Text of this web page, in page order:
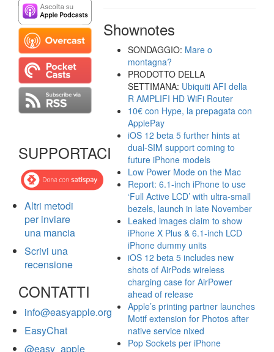
SUPPORTACI
Altri metodi
per inviare
una mancia
Scrivi una
recensione
CONTATTI
info@easyapple.org
EasyChat
@easy_apple
Shownotes
SONDAGGIO: Mare o
montagna?
PRODOTTO DELLA
SETTIMANA: Ubiquiti AFI della
R AMPLIFI HD WiFi Router
10€ con Hype, la prepagata con
ApplePay
iOS 12 beta 5 further hints at
dual-SIM support coming to
future iPhone models
Low Power Mode on the Mac
Report: 6.1-inch iPhone to use
‘Full Active LCD’ with ultra-small
bezels, launch in late November
Leaked images claim to show
iPhone X Plus & 6.1-inch LCD
iPhone dummy units
iOS 12 beta 5 includes new
shots of AirPods wireless
charging case for AirPower
ahead of release
Apple’s printing partner launches
Motif extension for Photos after
native service nixed
Pop Sockets per iPhone